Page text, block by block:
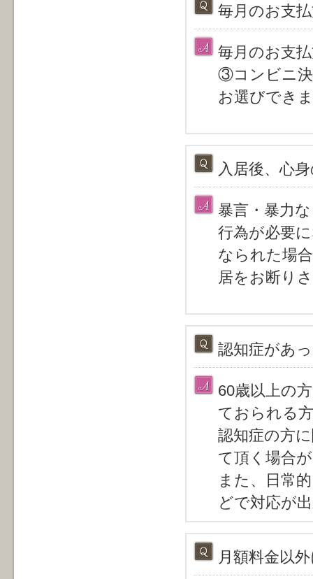
毎月のお支
毎月のお支
③コンビニ
お選びでき
入居後、心
暴言・暴力
行為が必要
なられた場
居をお断り
認知症があ
60歳以上の
ておられる
認知症の方
て頂く場合
また、日常
どで対応が
月額料金以